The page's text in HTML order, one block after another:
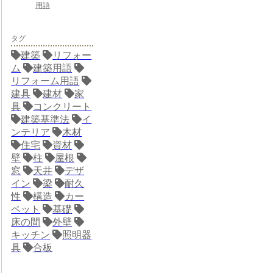
用語
タグ
建築
リフォー
ム
建築用語
リフォーム用語
建具
建材
家
具
コンクリート
建築基準法
イ
ンテリア
木材
住宅
資材
壁
柱
屋根
窓
天井
デザ
イン
梁
耐久
性
構造
カー
ペット
基礎
床の間
外壁
キッチン
照明器
具
合板